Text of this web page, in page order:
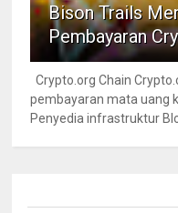
Bison Trails
Pembayaran
Crypto.org Chain
pembayaran mata uang
Penyedia infrastruktur